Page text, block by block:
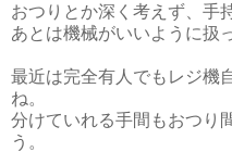
おつりとか深く考えず、手
あとは機械がいいように扱
最近は完全有人でもレジ機
ね。
分けていれる手間もおつり
う。